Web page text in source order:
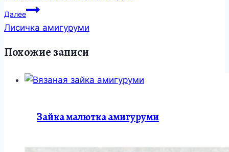
записям
Далее
Лисичка амигуруми
Похожие записи
Зайка малютка амигуруми